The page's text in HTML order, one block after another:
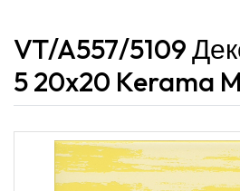
VT/A557/5109
5 20x20 Kerama